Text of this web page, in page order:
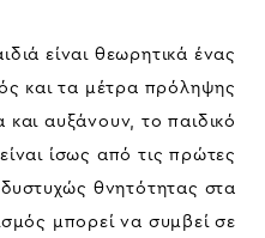
είναι θεωρητικά ένας
και τα μέτρα πρόληψης
αυξάνουν, το παιδικό
ίσως από τις πρώτες
θνητότητας στα
μπορεί να συμβεί σε